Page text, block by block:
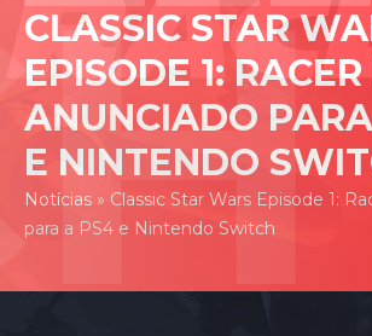
NOTICIAS
FORUMS
CONTACTO
CLASSIC STAR
EPISODE 1:
ANUNCIADO
E NINTENDO
Notícias » Classic Star Wars Episode 1:
para a PS4 e Nintendo Switch